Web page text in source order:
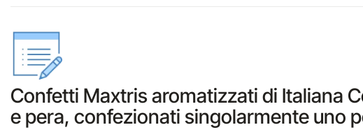
Confetti Maxtris aromatizzati di Italiana
e pera, confezionati singolarmente uno